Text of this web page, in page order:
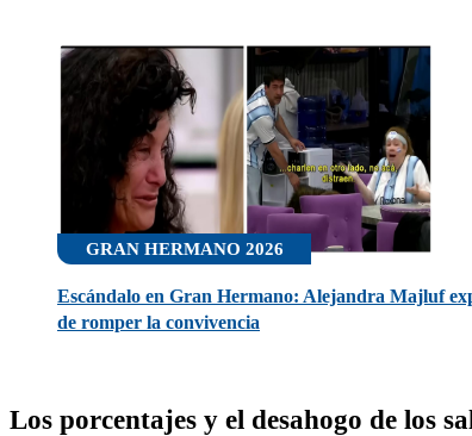
GRAN HERMANO 2026
Escándalo en Gran Hermano: Alejandra Majluf
de romper la convivencia
Los porcentajes y el desahogo de los